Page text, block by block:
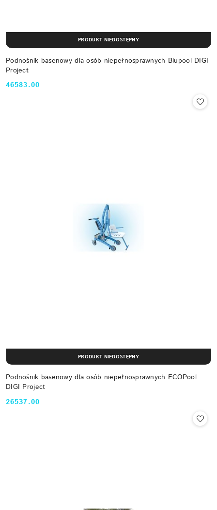
Podnośnik basenowy dla osób niepełnosprawnych Blupool DIGI
Project
Cena:
46583.00
PRODUKT NIEDOSTĘPNY
Podnośnik basenowy dla osób niepełnosprawnych ECOPool
DIGI Project
Cena:
26537.00
PRODUKT NIEDOSTĘPNY